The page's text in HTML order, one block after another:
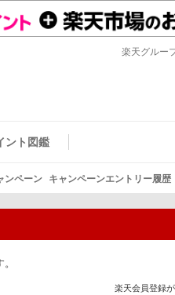
楽天グルー
ント図鑑
ンペーン キャンペーンエントリー履歴
楽天会員登録